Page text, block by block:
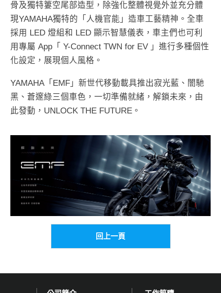
骨及獨特簍空尾部造型，除強化整體視覺外並充分體
現YAMAHA獨特的「人機官能」造車工藝精神。全車
採用 LED 燈組和 LED 顯示智慧儀表，車主們也可利
用專屬 App「 Y-Connect TWN for EV 」進行多種個性
化設定，展現個人風格。
YAMAHA「EMF」新世代移動載具推出寂光藍、闇馳
黑、蒼邃綠三個車色，一切準備就緒，解鎖未來，由
此發動，UNLOCK THE FUTURE。
回上一頁